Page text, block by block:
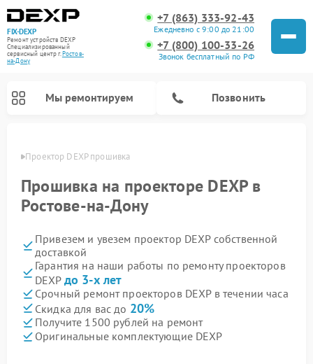
FIX-DEXP
Ремонт устройств DEXP
Специализированный
cервисный центр г.Ростов-
на-Дону
+7 (863) 333-92-43
Ежедневно с 9:00 до 21:00
+7 (800) 100-33-26
Звонок бесплатный по РФ
Мы ремонтируем Позвонить
Дону Проектор DEXP прошивка
Прошивка на проекторе DEXP в
Ростове-на-Дону
Привезем и увезем проектор DEXP собственной
доставкой
Гарантия на наши работы по ремонту проекторов
DEXP до 3-х лет
Срочный ремонт проекторов DEXP в течении часа
Скидка для вас до 20%
Получите 1500 рублей на ремонт
Оригинальные комплектующие DEXP